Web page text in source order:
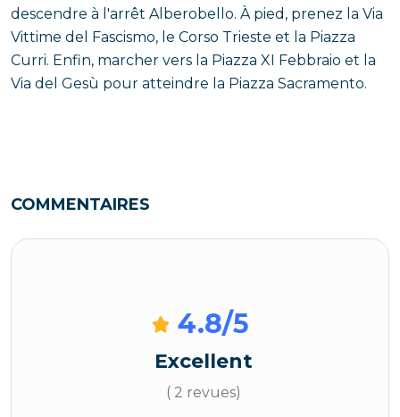
descendre à l'arrêt Alberobello. À pied, prenez la Via
Vittime del Fascismo, le Corso Trieste et la Piazza
Curri. Enfin, marcher vers la Piazza XI Febbraio et la
Via del Gesù pour atteindre la Piazza Sacramento.
COMMENTAIRES
4.8/5
Excellent
( 2 revues)